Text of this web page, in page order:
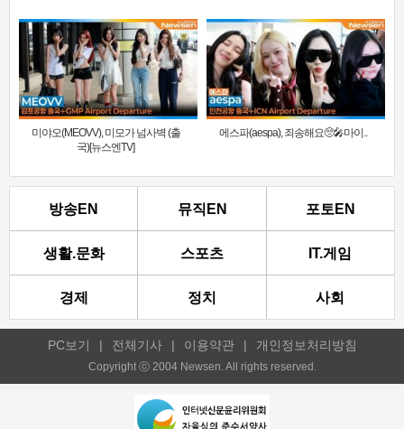
미야오(MEOVV), 미모가 넘사벽 (출
국)[뉴스엔TV]
에스파(aespa), 죄송해요🥺🎤마이..
방송EN 뮤직EN 포토EN
생활.문화 스포츠 IT.게임
경제 정치 사회
PC보기 | 전체기사 | 이용약관 | 개인정보처리방침
Copyright ⓒ 2004 Newsen. All rights reserved.